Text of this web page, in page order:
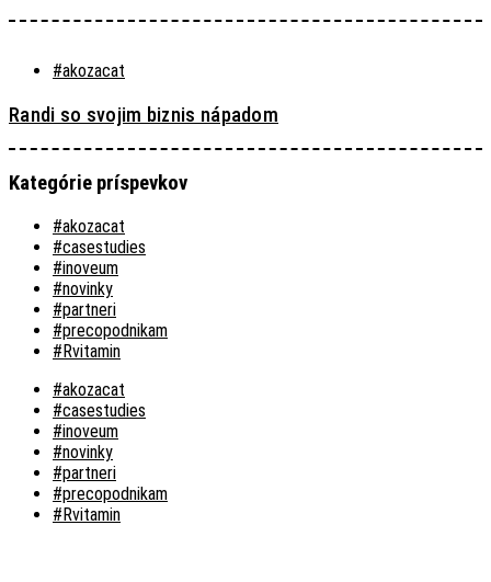
#akozacat
Randi so svojim biznis nápadom
Kategórie príspevkov
#akozacat
#casestudies
#inoveum
#novinky
#partneri
#precopodnikam
#Rvitamin
#akozacat
#casestudies
#inoveum
#novinky
#partneri
#precopodnikam
#Rvitamin